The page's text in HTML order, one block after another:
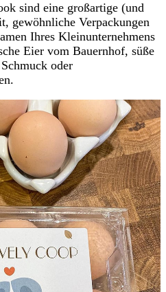
sind eine großartige (und
gewöhnliche Verpackungen
Ihres Kleinunternehmens
Eier vom Bauernhof, süße
oder